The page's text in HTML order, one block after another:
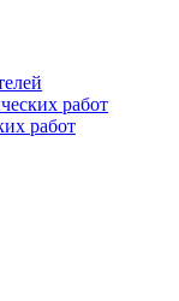
работ
работ